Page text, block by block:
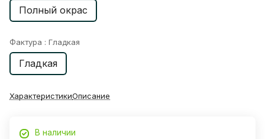
Полный окрас
Фактура : Гладкая
Гладкая
ХарактеристикиОписание
В наличии